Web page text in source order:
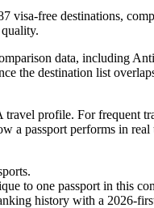
visa-free destinations,
data, including
the destination list
profile. For frequent
a passport performs in
to one passport in this
history with a 2026-